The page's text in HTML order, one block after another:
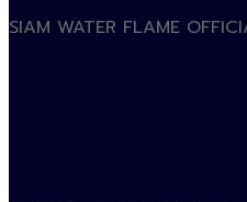
SIAM WATER FLAME